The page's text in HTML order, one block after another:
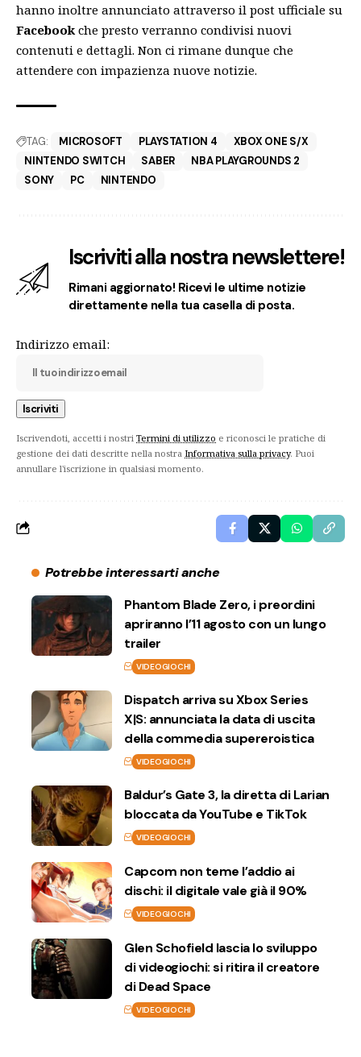
hanno inoltre annunciato attraverso il post ufficiale su
Facebook che presto verranno condivisi nuovi
contenuti e dettagli. Non ci rimane dunque che
attendere con impazienza nuove notizie.
TAG: MICROSOFT PLAYSTATION 4
XBOX ONE S/X
NINTENDO SWITCH
SABER
NBA PLAYGROUNDS 2
SONY
PC NINTENDO
Iscriviti alla nostra newslettere!
Rimani aggiornato! Ricevi le ultime notizie
direttamente nella tua casella di posta.
Indirizzo email:
Iscrivendoti, accetti i nostri Termini di utilizzo e riconosci le pratiche di
gestione dei dati descritte nella nostra Informativa sulla privacy. Puoi
annullare l'iscrizione in qualsiasi momento.
Potrebbe interessarti anche
Phantom Blade Zero, i preordini
apriranno l’11 agosto con un lungo
trailer
VIDEOGIOCHI
Dispatch arriva su Xbox Series
X|S: annunciata la data di uscita
della commedia supereroistica
VIDEOGIOCHI
Baldur’s Gate 3, la diretta di Larian
bloccata da YouTube e TikTok
VIDEOGIOCHI
Capcom non teme l’addio ai
dischi: il digitale vale già il 90%
VIDEOGIOCHI
Glen Schofield lascia lo sviluppo
di videogiochi: si ritira il creatore
di Dead Space
VIDEOGIOCHI